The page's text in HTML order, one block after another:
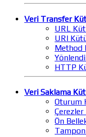
Veri Transfer
URL
URI
Method
HTTP
Veri Saklama
Oturum
Ön